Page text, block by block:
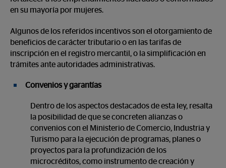
en su mayoría por mujeres.
Algunos de los referidos incentivos son el otorgamiento de
beneficios de carácter tributario o en las tarifas de
inscripción en el registro mercantil, o la simplificación en
trámites ante autoridades administrativas.
Convenios y garantías
Dentro de los aspectos destacados de esta ley, resalta
la posibilidad de que se concreten alianzas o
convenios con el Ministerio de Comercio, Industria y
Turismo para la ejecución de programas, planes o
proyectos para la profundización de los
microcréditos, como instrumento de creación y